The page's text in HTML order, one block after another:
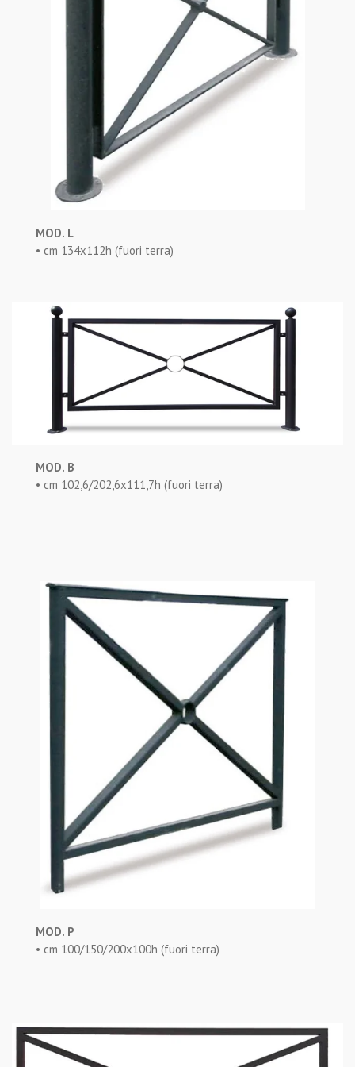
MOD. L
• cm 134x112h (fuori terra)
MOD. B
• cm 102,6/202,6x111,7h (fuori terra)
MOD. P
• cm 100/150/200x100h (fuori terra)